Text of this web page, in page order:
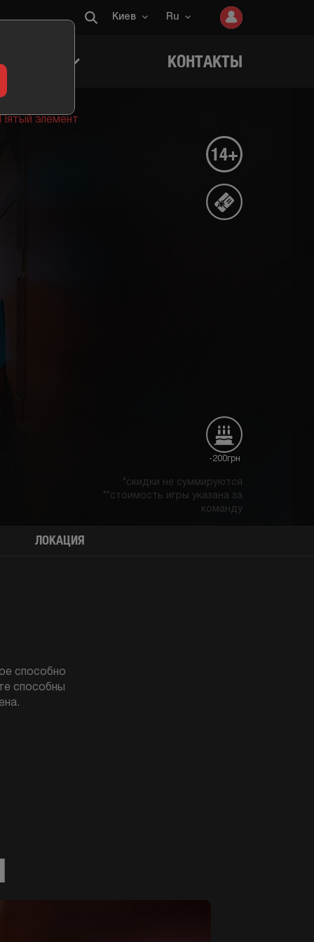
Киев Ru
КОНТАКТЫ
элемент
14+
-200грн
*скидки не суммируются
**стоимость игры указана за
команду
ЛОКАЦИЯ
способно
способны